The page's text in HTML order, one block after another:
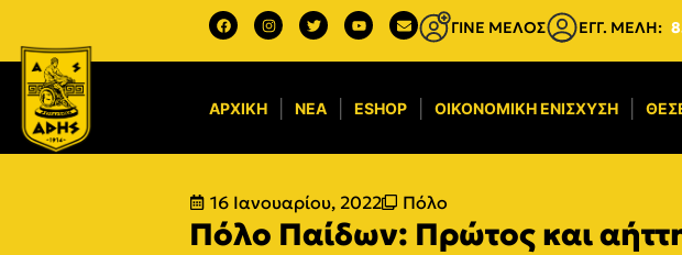
ΓΙΝΕ ΜΕΛΟΣ ΕΓΓ. ΜΕΛΗ:
ΑΡΧΙΚΉ ΝΈΑ ESHOP ΟΙΚΟΝΟΜΙΚΉ ΕΝΊΣΧΥΣΗ​
16 Ιανουαρίου, 2022 Πόλο
Πόλο Παίδων: Πρώτος και